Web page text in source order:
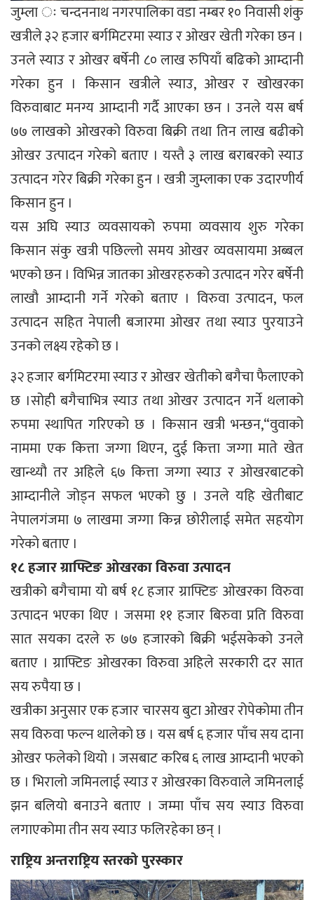
जुम्ला ः चन्दननाथ नगरपालिका वडा नम्बर १० निवासी शंकु
खत्रीले ३२ हजार बर्गमिटरमा स्याउ र ओखर खेती गरेका छन ।
उनले स्याउ र ओखर बर्षेनी ८० लाख रुपियाँ बढिको आम्दानी
गरेका हुन । किसान खत्रीले स्याउ, ओखर र खोखरका
विरुवाबाट मनग्य आम्दानी गर्दै आएका छन । उनले यस बर्ष
७७ लाखको ओखरको विरुवा बिक्री तथा तिन लाख बढीको
ओखर उत्पादन गरेको बताए । यस्तै ३ लाख बराबरको स्याउ
उत्पादन गरेर बिक्री गरेका हुन । खत्री जुम्लाका एक उदारणीर्य
किसान हुन ।
यस अघि स्याउ व्यवसायको रुपमा व्यवसाय शुरु गरेका
किसान संकु खत्री पछिल्लो समय ओखर व्यवसायमा अब्बल
भएको छन । विभिन्न जातका ओखरहरुको उत्पादन गरेर बर्षेनी
लाखौ आम्दानी गर्ने गरेको बताए । विरुवा उत्पादन, फल
उत्पादन सहित नेपाली बजारमा ओखर तथा स्याउ पुरयाउने
उनको लक्ष्य रहेको छ ।
३२ हजार बर्गमिटरमा स्याउ र ओखर खेतीको बगैचा फैलाएको
छ ।सोही बगैचाभित्र स्याउ तथा ओखर उत्पादन गर्ने थलाको
रुपमा स्थापित गरिएको छ । किसान खत्री भन्छन,“वुवाको
नाममा एक कित्ता जग्गा थिएन, दुई कित्ता जग्गा माते खेत
खान्थ्यौ तर अहिले ६७ कित्ता जग्गा स्याउ र ओखरबाटको
आम्दानीले जोड्न सफल भएको छु । उनले यहि खेतीबाट
नेपालगंजमा ७ लाखमा जग्गा किन्न छोरीलाई समेत सहयोग
गरेको बताए ।
१८ हजार ग्राफ्टिङ ओखरका विरुवा उत्पादन
खत्रीको बगैचामा यो बर्ष १८ हजार ग्राफ्टिङ ओखरका विरुवा
उत्पादन भएका थिए । जसमा ११ हजार बिरुवा प्रति विरुवा
सात सयका दरले रु ७७ हजारको बिक्री भईसकेको उनले
बताए । ग्राफ्टिङ ओखरका विरुवा अहिले सरकारी दर सात
सय रुपैया छ ।
खत्रीका अनुसार एक हजार चारसय बुटा ओखर रोपेकोमा तीन
सय विरुवा फल्न थालेको छ । यस बर्ष ६ हजार पाँच सय दाना
ओखर फलेको थियो । जसबाट करिब ६ लाख आम्दानी भएको
छ । भिरालो जमिनलाई स्याउ र ओखरका विरुवाले जमिनलाई
झन बलियो बनाउने बताए । जम्मा पाँच सय स्याउ विरुवा
लगाएकोमा तीन सय स्याउ फलिरहेका छन् ।
राष्ट्रिय अन्तराष्ट्रिय स्तरको पुरस्कार